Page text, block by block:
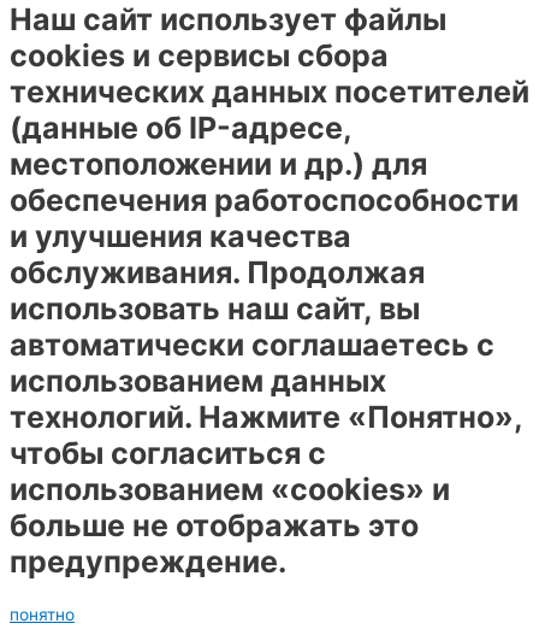
Наш сайт использует файлы
cookies и сервисы сбора
технических данных посетителей
(данные об IP-адресе,
местоположении и др.) для
обеспечения работоспособности
и улучшения качества
обслуживания. Продолжая
использовать наш сайт, вы
автоматически соглашаетесь с
использованием данных
технологий. Нажмите «Понятно»,
чтобы согласиться с
использованием «cookies» и
больше не отображать это
предупреждение.
понятно